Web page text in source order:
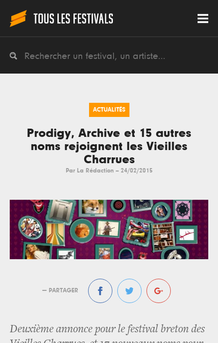
ACTUALITÉS
Prodigy, Archive et 15 autres
noms rejoignent les Vieilles
Charrues
Par La Rédaction -- 24/02/2015
— PARTAGER
Deuxième annonce pour le festival breton des